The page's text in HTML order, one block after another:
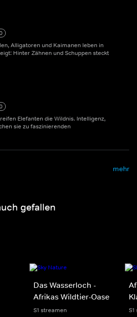
Alligatoren und Kaimanen leben in
Hinter Zähnen und Schuppen steckt
Elefanten die Wildnis. Intelligenz,
sie zu faszinierenden
mehr
gefallen
Das Wasserloch -
Afrikas Wildtier-Oase
S1 streamen